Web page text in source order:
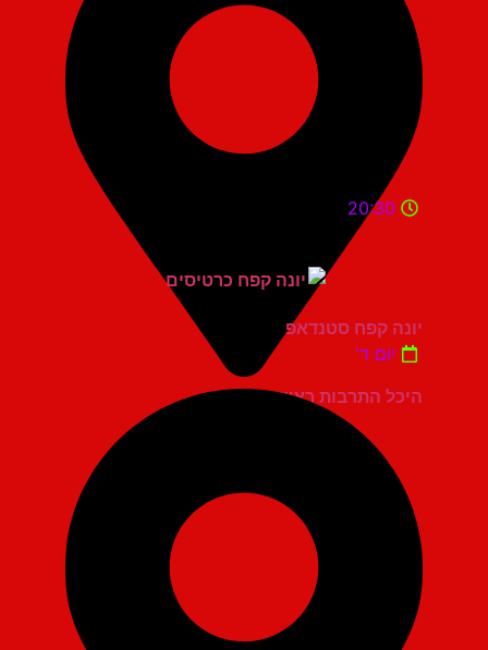
היכל התרבות ראשון לציון
20:30
יונה קפח סטנדאפ
יום ד'